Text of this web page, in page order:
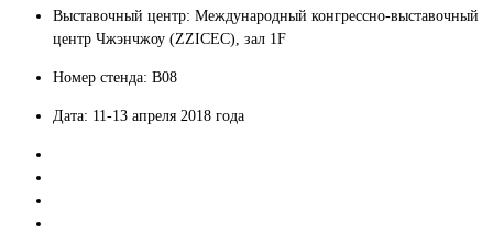
Выставочный центр: Международный конгрессно-выставочный
центр Чжэнчжоу (ZZICEC), зал 1F
Номер стенда: B08
Дата: 11-13 апреля 2018 года